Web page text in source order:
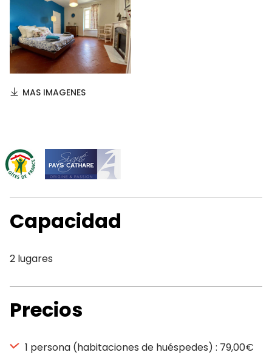
MAS IMAGENES
Capacidad
2 lugares
Precios
1 persona (habitaciones de huéspedes) : 79,00€